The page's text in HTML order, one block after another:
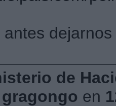
antes
de
gragongo en